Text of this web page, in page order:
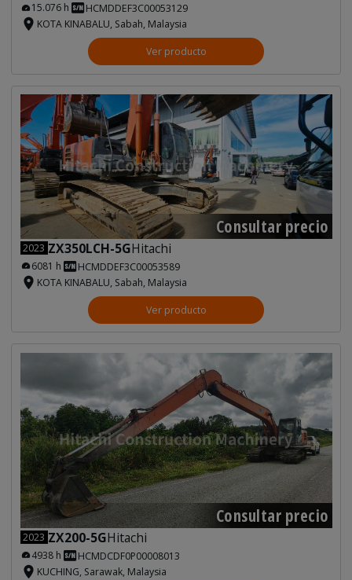
15.076 h
HCMDDEF3C00053129
KOTA KINABALU, Sabah, Malaysia
Ver producto
Consultar precio
2023 ZX350LCH-5GHitachi
6081 h
HCMDDEF3C00053589
KOTA KINABALU, Sabah, Malaysia
Ver producto
Consultar precio
2023 ZX200-5GHitachi
4938 h
HCMDCDF0P00008013
KUCHING, Sarawak, Malaysia